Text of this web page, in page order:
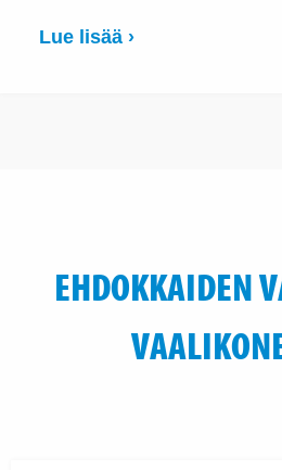
Lue lisää ›
EHDOKKAIDEN